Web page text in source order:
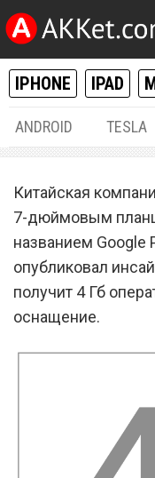
IPHONE IPAD
ANDROID TESLA
Huawei
Pixel с 4
Китайская
7-дюймовым
названием
опубликовал
получит 4 Гб
оснащение.